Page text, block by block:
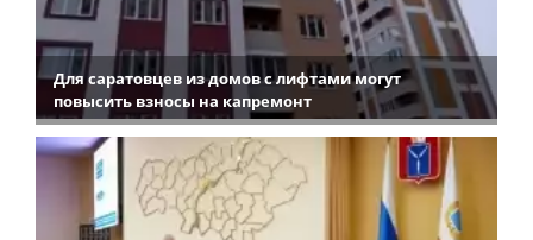
Для саратовцев из домов с лифтами могут
повысить взносы на капремонт